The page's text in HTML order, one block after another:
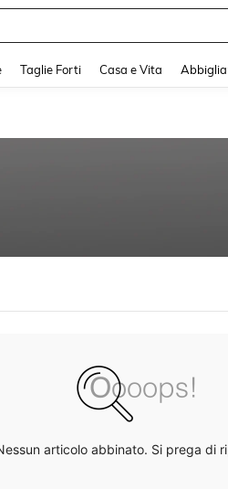
Taglie Forti Casa e Vita
articolo abbinato. Si prega di